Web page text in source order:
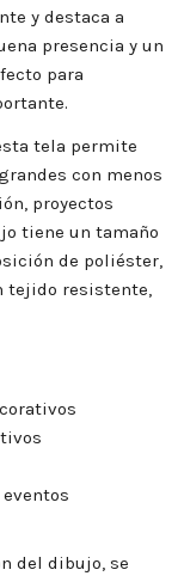
y destaca a
presencia y un
para
tela permite
con menos
proyectos
tiene un tamaño
de poliéster,
tejido resistente,
del dibujo, se